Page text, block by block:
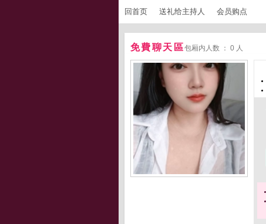
回首页 送礼给主持人 会员购点
免費聊天區包厢内人数 ： 0 人